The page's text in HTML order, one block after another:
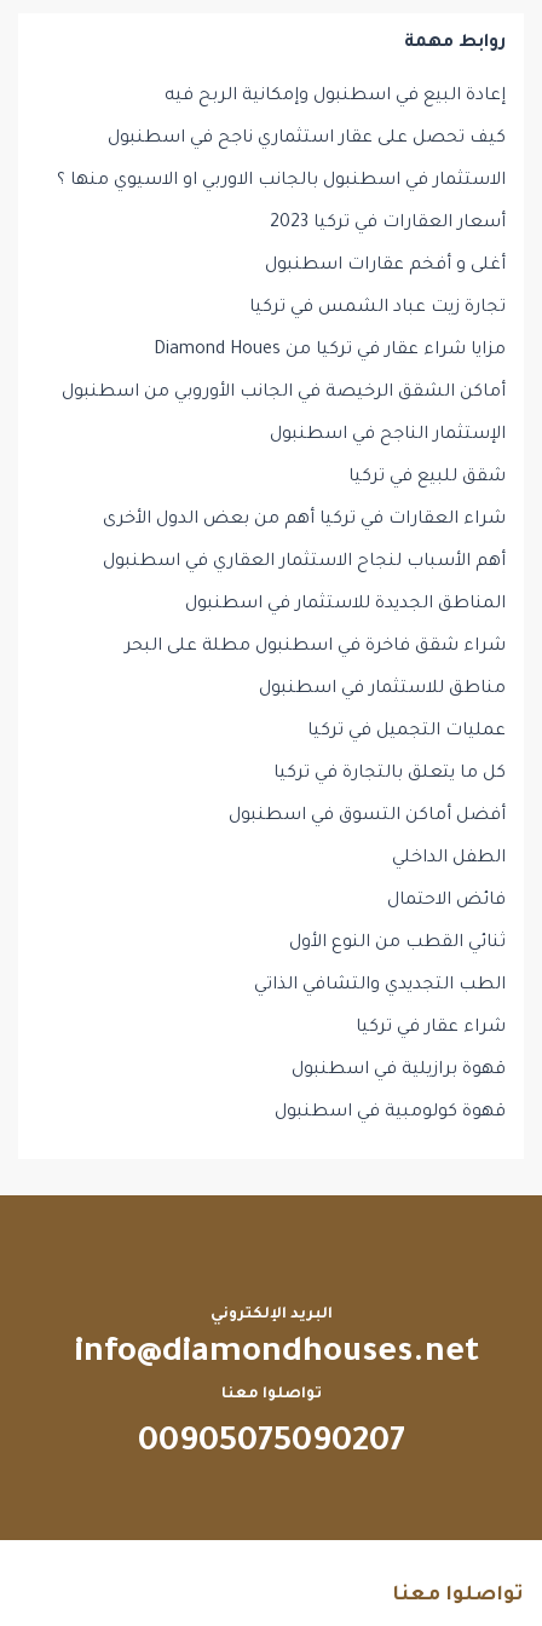
روابط مهمة
إعادة البيع في اسطنبول وإمكانية الربح فيه
كيف تحصل على عقار استثماري ناجح في اسطنبول
الاستثمار في اسطنبول بالجانب الاوربي او الاسيوي منها ؟
أسعار العقارات في تركيا 2023
أغلى و أفخم عقارات اسطنبول
تجارة زيت عباد الشمس في تركيا
مزايا شراء عقار في تركيا من Diamond Houes
أماكن الشقق الرخيصة في الجانب الأوروبي من اسطنبول
الإستثمار الناجح في اسطنبول
شقق للبيع في تركيا
شراء العقارات في تركيا أهم من بعض الدول الأخرى
أهم الأسباب لنجاح الاستثمار العقاري في اسطنبول
المناطق الجديدة للاستثمار في اسطنبول
شراء شقق فاخرة في اسطنبول مطلة على البحر
مناطق للاستثمار في اسطنبول
عمليات التجميل في تركيا
كل ما يتعلق بالتجارة في تركيا
أفضل أماكن التسوق في اسطنبول
الطفل الداخلي
فائض الاحتمال
ثنائي القطب من النوع الأول
الطب التجديدي والتشافي الذاتي
شراء عقار في تركيا
قهوة برازيلية في اسطنبول
قهوة كولومبية في اسطنبول
البريد الإلكتروني
info@diamondhouses.net
تواصلوا معنا
00905075090207
تواصلوا معنا